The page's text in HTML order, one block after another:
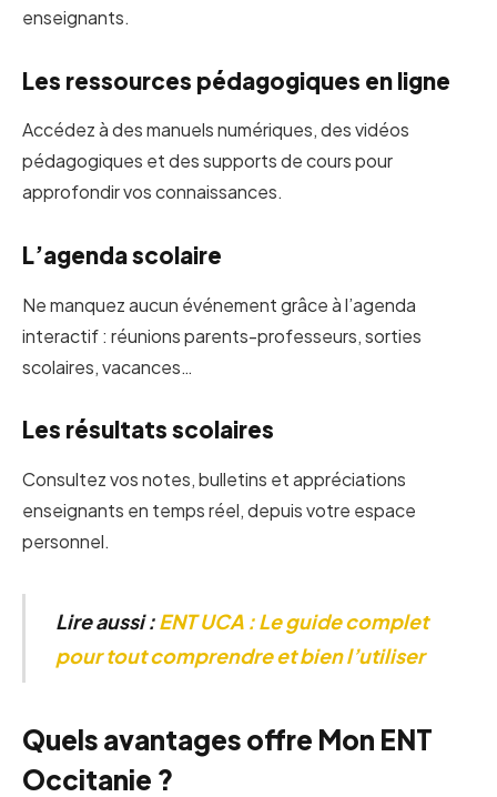
enseignants.
Les ressources pédagogiques en ligne
Accédez à des manuels numériques, des vidéos
pédagogiques et des supports de cours pour
approfondir vos connaissances.
L’agenda scolaire
Ne manquez aucun événement grâce à l’agenda
interactif : réunions parents-professeurs, sorties
scolaires, vacances…
Les résultats scolaires
Consultez vos notes, bulletins et appréciations
enseignants en temps réel, depuis votre espace
personnel.
Lire aussi :ENT UCA : Le guide complet
pour tout comprendre et bien l’utiliser
Quels avantages offre Mon ENT
Occitanie ?